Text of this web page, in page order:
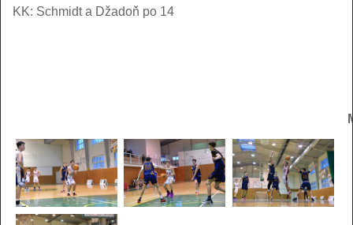
KK: Schmidt a Džadoň po 14